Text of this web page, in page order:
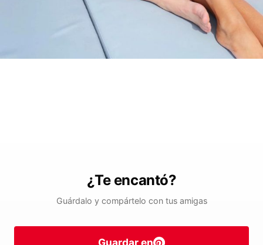
¿Te encantó?
Guárdalo y compártelo con tus amigas
Guardar en